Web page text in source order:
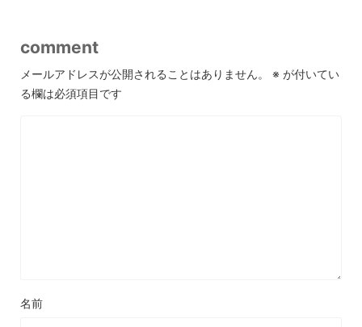
comment
メールアドレスが公開されることはありません。 ※ が付いてい
る欄は必須項目です
名前